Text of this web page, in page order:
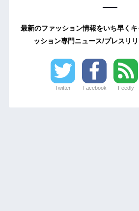
最新のファッション情報をいち早く
ッション専門ニュース/プレスリ
Twitter Facebook Feedly